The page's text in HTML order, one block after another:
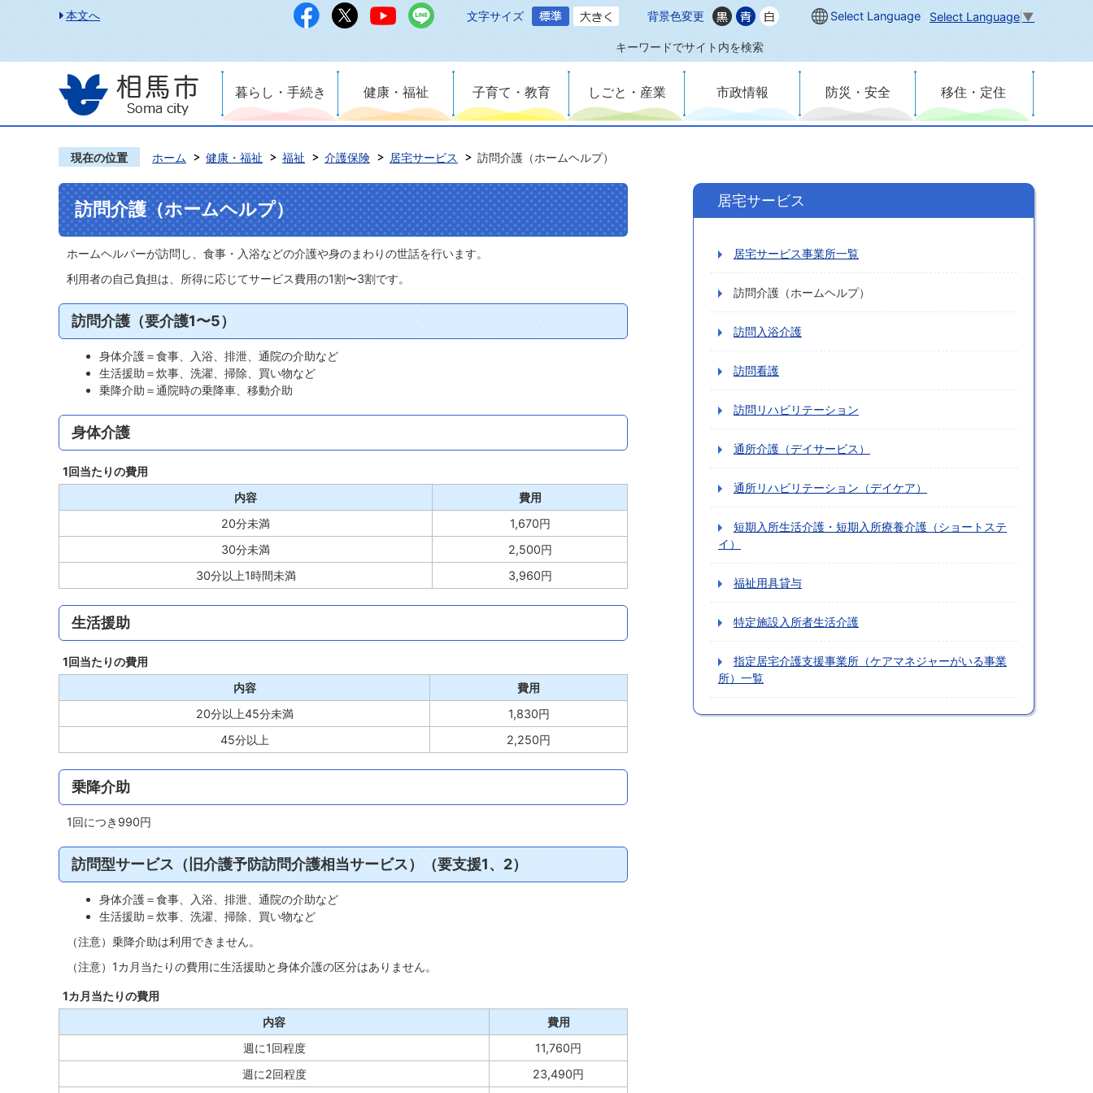
本文へ 文字サイズ 背景色変更 Select Language Select Language ▼
キーワードでサイト内を検索
暮らし・手続き 健康・福祉 子育て・教育 しごと・産業 市政情報 防災・安全 移住・定住
現在の位置 ホーム 健康・福祉 福祉 介護保険 居宅サービス 訪問介護（ホームヘルプ）
訪問介護（ホームヘルプ）
ホームヘルパーが訪問し、食事・入浴などの介護や身のまわりの世話を行います。
利用者の自己負担は、所得に応じてサービス費用の1割〜3割です。
訪問介護（要介護1〜5）
身体介護＝食事、入浴、排泄、通院の介助など
生活援助＝炊事、洗濯、掃除、買い物など
乗降介助＝通院時の乗降車、移動介助
身体介護
1回当たりの費用
内容
費用
20分未満
1,670円
30分未満
2,500円
30分以上1時間未満
3,960円
生活援助
1回当たりの費用
内容
費用
20分以上45分未満
1,830円
45分以上
2,250円
乗降介助
1回につき990円
訪問型サービス（旧介護予防訪問介護相当サービス）（要支援1、2）
身体介護＝食事、入浴、排泄、通院の介助など
生活援助＝炊事、洗濯、掃除、買い物など
（注意）乗降介助は利用できません。
（注意）1カ月当たりの費用に生活援助と身体介護の区分はありません。
1カ月当たりの費用
内容
費用
週に1回程度
11,760円
週に2回程度
23,490円
居宅サービス
居宅サービス事業所一覧
訪問介護（ホームヘルプ）
訪問入浴介護
訪問看護
訪問リハビリテーション
通所介護（デイサービス）
通所リハビリテーション（デイケア）
短期入所生活介護・短期入所療養介護（ショートステ
イ）
福祉用具貸与
特定施設入所者生活介護
指定居宅介護支援事業所（ケアマネジャーがいる事業
所）一覧